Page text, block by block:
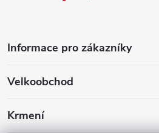
Informace pro zákazníky
Velkoobchod
Krmení